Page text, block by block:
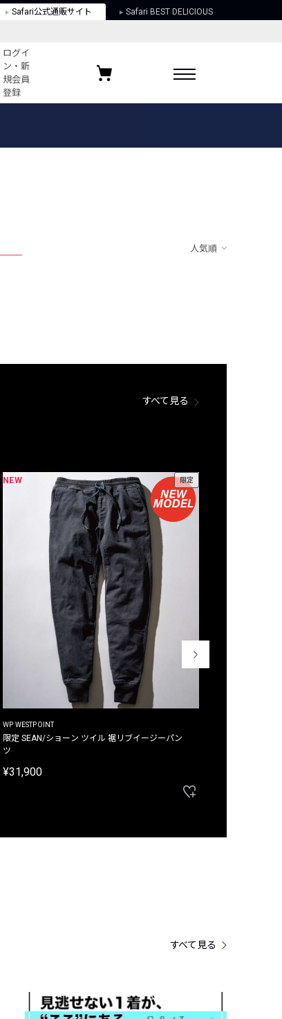
Safari公式通販サイト Safari BEST DELICIOUS
ログイ
ン・新
規会員
登録
お気に入りブランド
人気順
すべて見る
NEW 限定
WP WESTPOINT
限定 SEAN/ショーン ツイル 裾リブイージーパン
ツ
¥31,900
すべて見る